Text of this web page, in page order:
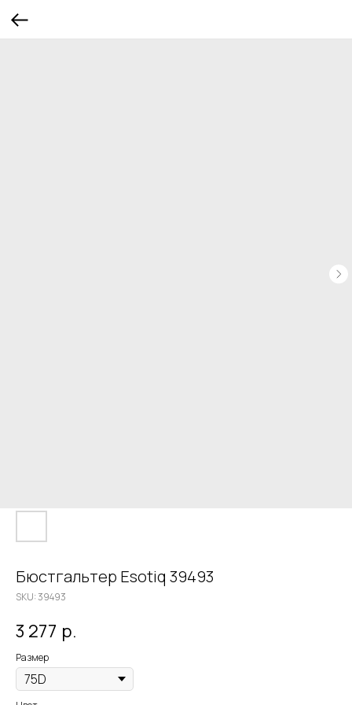
Бюстгальтер Esotiq 39493
SKU:39493
3 277 р.
Размер